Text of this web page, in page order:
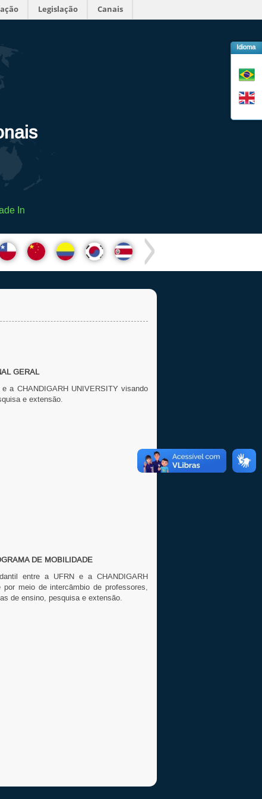
Legislação Canais
Idioma
In
GERAL
a CHANDIGARH UNIVERSITY visando
e extensão.
DE MOBILIDADE
entre a UFRN e a CHANDIGARH
meio de intercâmbio de professores,
de ensino, pesquisa e extensão.